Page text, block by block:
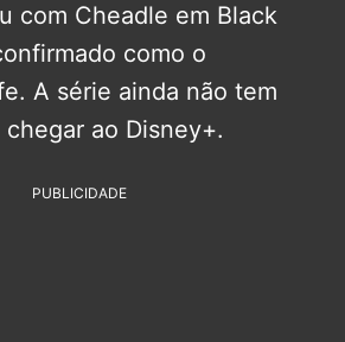
com Cheadle em Black
como o
A série ainda não tem
ao Disney+.
PUBLICIDADE